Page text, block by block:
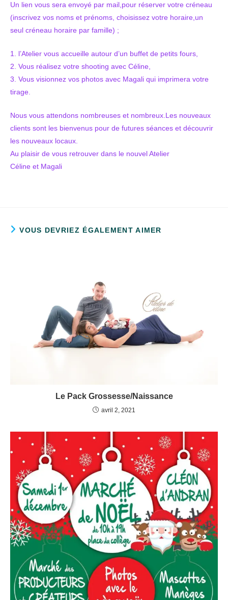
Un lien vous sera envoyé par mail,pour réserver votre créneau
(inscrivez vos noms et prénoms, choisissez votre horaire,un
seul créneau horaire par famille) ;
1. l’Atelier vous accueille autour d’un buffet de petits fours,
2. Vous réalisez votre shooting avec Céline,
3. Vous visionnez vos photos avec Magali qui imprimera votre
tirage.
Nous vous attendons nombreuses et nombreux.Les nouveaux
clients sont les bienvenus pour de futures séances et découvrir
les nouveaux locaux.
Au plaisir de vous retrouver dans le nouvel Atelier
Céline et Magali
VOUS DEVRIEZ ÉGALEMENT AIMER
Le Pack Grossesse/Naissance
avril 2, 2021